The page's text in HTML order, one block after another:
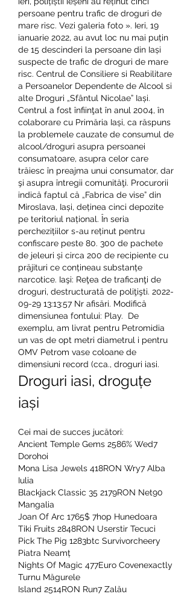
persoane pentru trafic de droguri de
mare risc. Vezi galeria foto ». Ieri, 19
ianuarie 2022, au avut loc nu mai puțin
de 15 descinderi la persoane din Iași
suspecte de trafic de droguri de mare
risc. Centrul de Consiliere si Reabilitare
a Persoanelor Dependente de Alcool si
alte Droguri „Sfântul Nicolae” Iași.
Centrul a fost înfiinţat în anul 2004, în
colaborare cu Primăria Iași, ca răspuns
la problemele cauzate de consumul de
alcool/droguri asupra persoanei
consumatoare, asupra celor care
trăiesc în preajma unui consumator, dar
şi asupra întregii comunităţi. Procurorii
indică faptul că „Fabrica de vise” din
Miroslava, Iași, deținea cinci depozite
pe teritoriul național. În seria
perchezițiilor s-au reținut pentru
confiscare peste 80. 300 de pachete
de jeleuri și circa 200 de recipiente cu
prăjituri ce conțineau substanțe
narcotice. Iaşi: Reţea de traficanţi de
droguri, destructurată de poliţişti. 2022-
09-29 13:13:57 Nr afisări. Modifică
dimensiunea fontului: Play.  De
exemplu, am livrat pentru Petromidia
un vas de opt metri diametrul i pentru
OMV Petrom vase coloane de
dimensiuni record (cca., droguri iasi.
Droguri iasi, droguțe
iași
Cei mai de succes jucători:
Ancient Temple Gems 2586% Wed7
Dorohoi
Mona Lisa Jewels 418RON Wry7 Alba
Iulia
Blackjack Classic 35 2179RON Net90
Mangalia
Joan Of Arc 1765$ 7hop Hunedoara
Tiki Fruits 2848RON Userstir Tecuci
Pick The Pig 1283btc Survivorcheery
Piatra Neamț
Nights Of Magic 477Euro Covenexactly
Turnu Măgurele
Island 2514RON Run7 Zalău